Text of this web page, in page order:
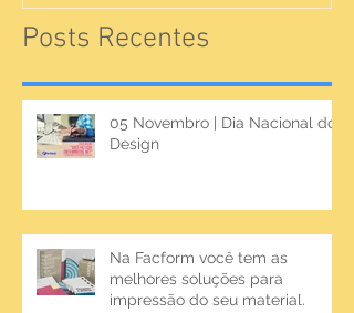
Posts Recentes
05 Novembro | Dia Nacional do
Design
Na Facform você tem as
melhores soluções para
impressão do seu material.